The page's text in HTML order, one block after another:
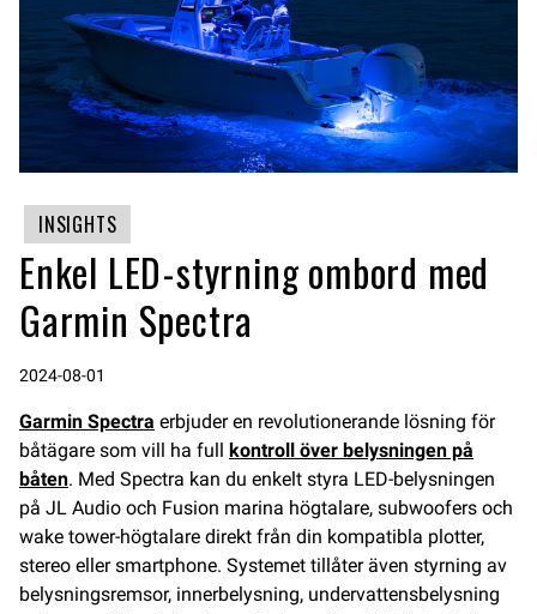
INSIGHTS
Enkel LED-styrning ombord med
Garmin Spectra
2024-08-01
Garmin Spectra erbjuder en revolutionerande lösning för
båtägare som vill ha full kontroll över belysningen på
båten. Med Spectra kan du enkelt styra LED-belysningen
på JL Audio och Fusion marina högtalare, subwoofers och
wake tower-högtalare direkt från din kompatibla plotter,
stereo eller smartphone. Systemet tillåter även styrning av
belysningsremsor, innerbelysning, undervattensbelysning